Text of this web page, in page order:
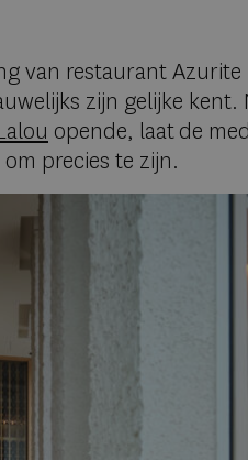
van restaurant
zijn gelijke
opende, laat de
precies te zijn.